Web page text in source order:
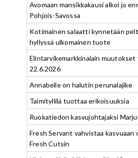
Avomaan mansikkakausi alkoi jo
Pohjois-Savossa
Kotimainen salaatti kynnetään
hyllyssä ulkomainen tuote
Elintarvikemarkkinalain muutokset
22.6.2026
Annabelle on halutin perunalajike
Taimityllilä tuottaa erikoisuuksia
Ruokatiedon kasvujohtajaksi
Fresh Servant vahvistaa kasvuaan
Fresh Cutsin